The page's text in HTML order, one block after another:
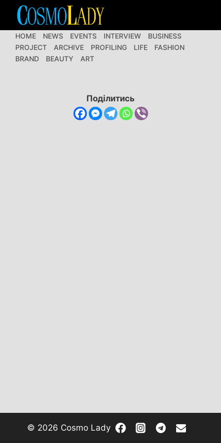
Перейти
вмістуHOME NEWS EVENTS INTERVIEW
BUSINESS
PROJECT
ARCHIVE PROFILING LIFE
FASHION
BRAND
BEAUTY ART
Поділитись
© 2026 Cosmo Lady